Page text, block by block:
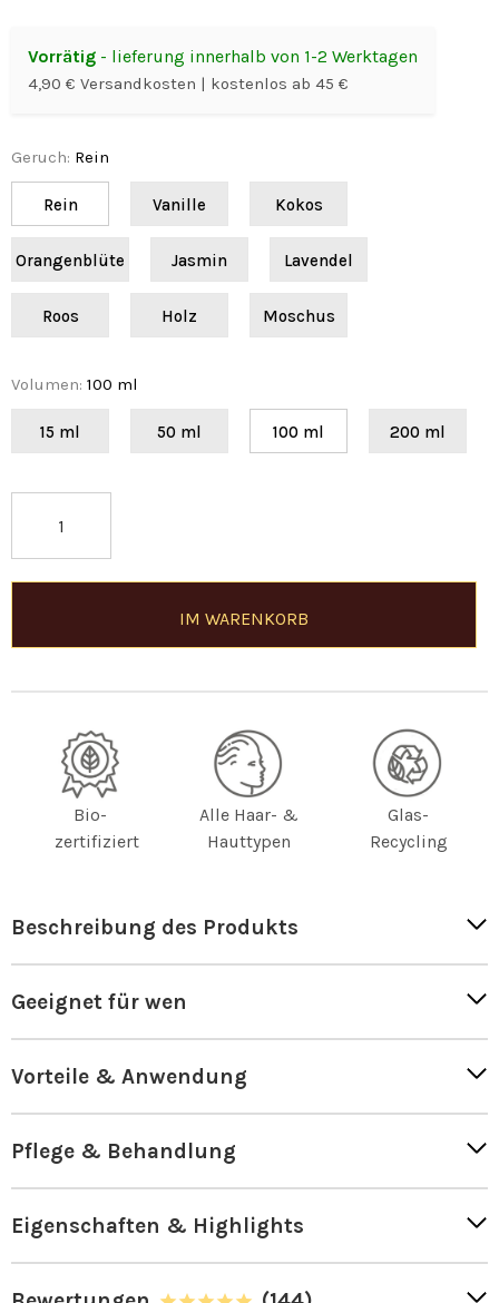
Vorrätig - lieferung innerhalb von 1-2 Werktagen
4,90 € Versandkosten | kostenlos ab 45 €
Geruch: Rein
Rein Vanille Kokos
Orangenblüte Jasmin Lavendel
Roos Holz Moschus
Volumen: 100 ml
15 ml 50 ml 100 ml 200 ml
Bio-
zertifiziert
Alle Haar- &
Hauttypen
Glas-
Recycling
Beschreibung des Produkts
Geeignet für wen
Vorteile & Anwendung
Pflege & Behandlung
Eigenschaften & Highlights